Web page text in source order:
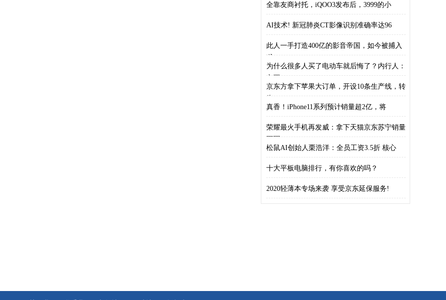
全靠友商衬托，iQOO3发布后，3999的小
AI技术! 新冠肺炎CT影像识别准确率达96
此人一手打造400亿的影音帝国，如今被捕入
狱
为什么很多人买了电动车就后悔了？内行人：
主要
京东方拿下苹果大订单，开设10条生产线，转
为
真香！iPhone11系列预计销量超2亿，将
荣耀最火手机再发威：拿下天猫京东苏宁销量
冠军
松鼠AI创始人栗浩洋：全员工资3.5折 核心
十大平板电脑排行，有你喜欢的吗？
2020轻薄本专场来袭 享受京东延保服务!